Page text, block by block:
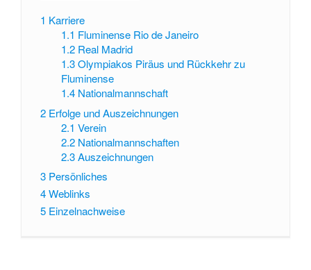
1 Karriere
1.1 Fluminense Rio de Janeiro
1.2 Real Madrid
1.3 Olympiakos Piräus und Rückkehr zu
Fluminense
1.4 Nationalmannschaft
2 Erfolge und Auszeichnungen
2.1 Verein
2.2 Nationalmannschaften
2.3 Auszeichnungen
3 Persönliches
4Weblinks
5 Einzelnachweise